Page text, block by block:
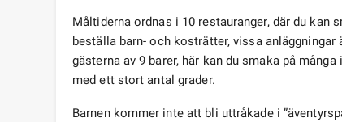
Måltiderna ordnas i 10 restauranger, där du
beställa barn- och kosträtter, vissa
gästerna av 9 barer, här kan du smaka på
med ett stort antal grader.
Barnen kommer inte att bli uttråkade i